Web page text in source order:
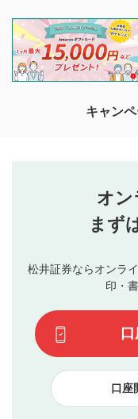
投稿するボタ
星で評価をすると
動画の評価
です）
を目的として、各動
投稿ができます。利
閲覧および投稿を行
他の利用者が動画を
待ちしております。
なお、投稿をもって
行ってください。
当社は、利用者同
ブルによって生じ
評価およびコメン
ます。掲載される
てはお答えできま
て結果のご連絡と
下記の項目に該当
見合わせる場合が
本動画コン
他者への誹
キャン
オン
まず
松井証券ならオンラ
印・
口座